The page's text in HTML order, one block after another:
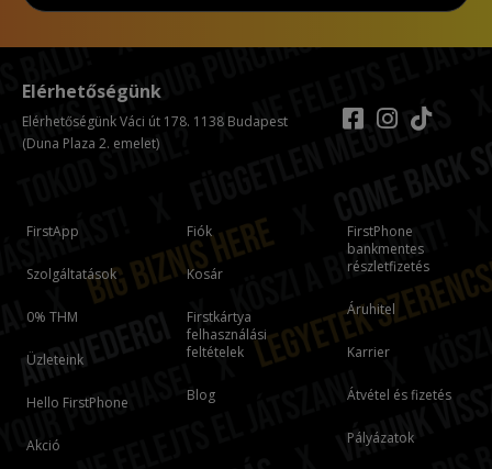
FirstApp
Szolgáltatások
0% THM
Üzleteink
Hello FirstPhone
Akció
Fiók
Kosár
Firstkártya
felhasználási
feltételek
Blog
FirstPhone
bankmentes
részletfizetés
Áruhitel
Karrier
Átvétel és fizetés
Pályázatok
Elérhetőségünk
Elérhetőségünk Váci út 178. 1138 Budapest
(Duna Plaza 2. emelet)